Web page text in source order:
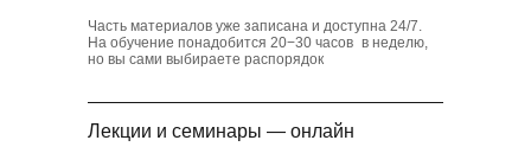
Часть материалов уже записана и доступна 24/7.
На обучение понадобится 20−30 часов в неделю,
но вы сами выбираете распорядок
Лекции и семинары — онлайн
Коворкинг для
студентов